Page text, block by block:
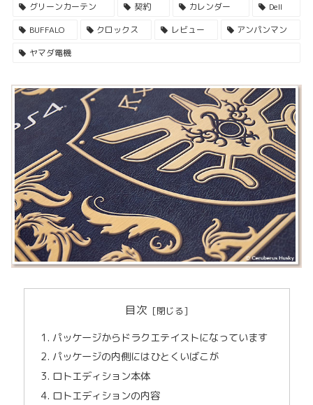
グリーンカーテン
契約 カレンダー
Dell
BUFFALO
クロックス レビュー
アンパンマン
ヤマダ電機
目次
パッケージからドラクエテイストになっています
パッケージの内側にはひとくいばこが
ロトエディション本体
ロトエディションの内容